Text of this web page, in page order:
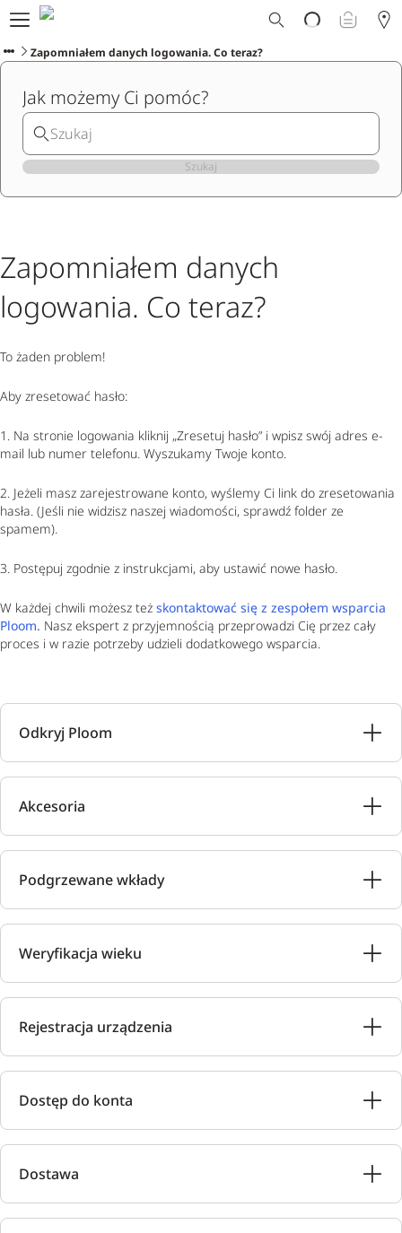
Dlaczego Ploom?
Sklep
Oferty Specjalne
Wsparcie
Wydarzenia
Sklepy Ploom
Zapomniałem danych logowania. Co teraz?
Jak możemy Ci pomóc?
Szukaj
Zapomniałem danych
logowania. Co teraz?
To żaden problem!
Aby zresetować hasło:
1. Na stronie logowania kliknij „Zresetuj hasło” i wpisz swój adres e-
mail lub numer telefonu. Wyszukamy Twoje konto.
2. Jeżeli masz zarejestrowane konto, wyślemy Ci link do zresetowania
hasła. (Jeśli nie widzisz naszej wiadomości, sprawdź folder ze
spamem).
3. Postępuj zgodnie z instrukcjami, aby ustawić nowe hasło.
W każdej chwili możesz też skontaktować się z zespołem wsparcia
Ploom. Nasz ekspert z przyjemnością przeprowadzi Cię przez cały
proces i w razie potrzeby udzieli dodatkowego wsparcia.
Odkryj Ploom
Akcesoria
Podgrzewane wkłady
Weryfikacja wieku
Rejestracja urządzenia
Dostęp do konta
Dostawa